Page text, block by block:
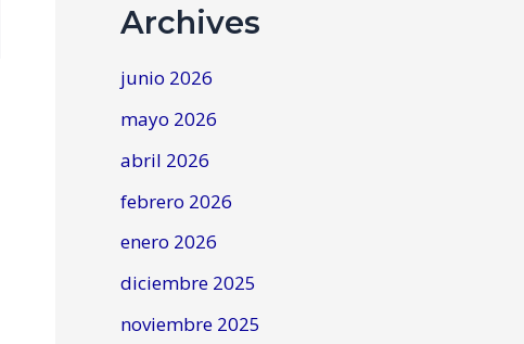
Archives
junio 2026
mayo 2026
abril 2026
febrero 2026
enero 2026
diciembre 2025
noviembre 2025